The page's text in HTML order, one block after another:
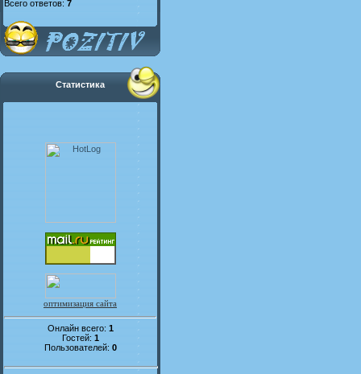
Всего ответов: 7
Статистика
оптимизация сайта
Онлайн всего: 1
Гостей: 1
Пользователей: 0